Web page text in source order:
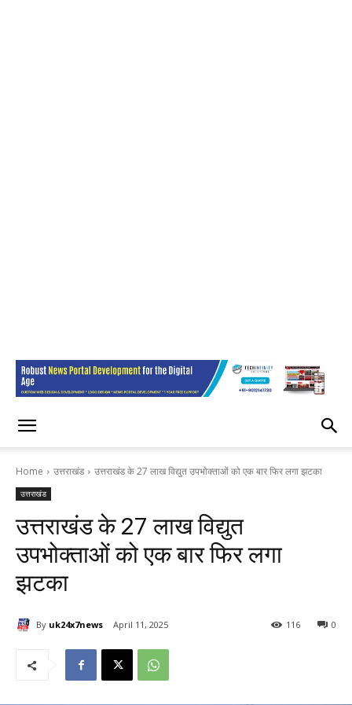
Home उत्तराखंड उत्तराखंड के 27 लाख विद्युत उपभोक्ताओं को एक बार फिर लगा झटका
उत्तराखंड
उत्तराखंड के 27 लाख विद्युत
उपभोक्ताओं को एक बार फिर लगा
झटका
By uk24x7news April 11, 2025 0
116